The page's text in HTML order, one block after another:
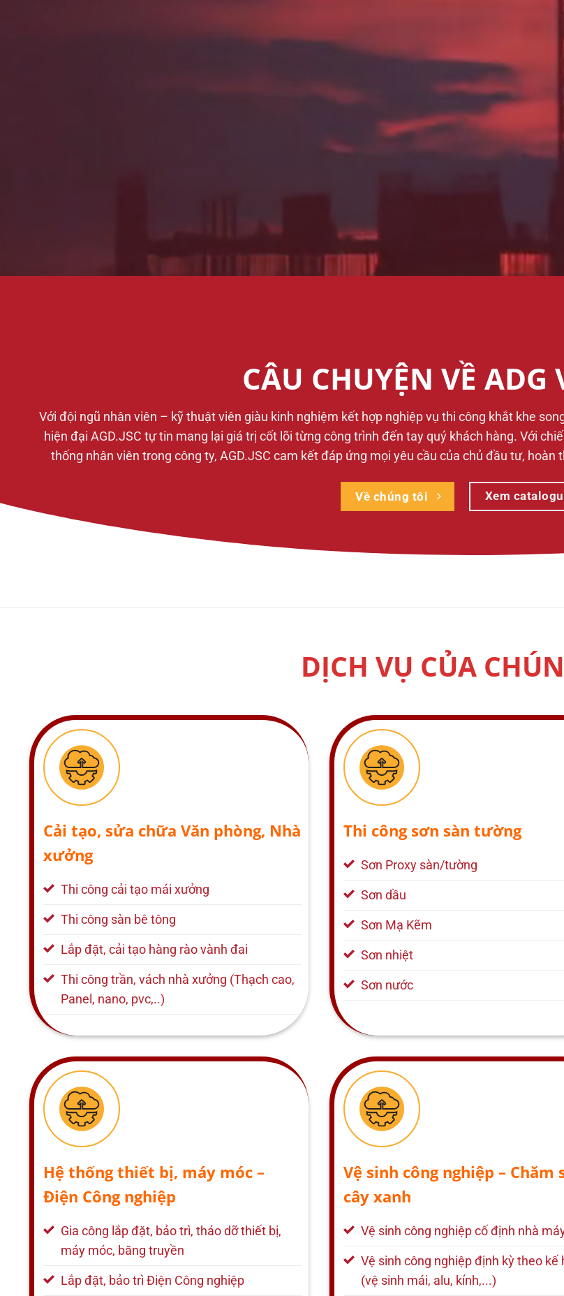
CÂU CHUYỆN VỀ ADG
Với đội ngũ nhân viên – kỹ thuật viên giàu kinh nghiệm kết hợp nghiệp vụ thi công khắt khe
hiện đại AGD.JSC tự tin mang lại giá trị cốt lõi từng công trình đến tay quý khách hàng. Với
thống nhân viên trong công ty, AGD.JSC cam kết đáp ứng mọi yêu cầu của chủ đầu tư,
Về chúng tôi Xem
DỊCH VỤ CỦA
Cải tạo, sửa chữa Văn phòng, Nhà
xưởng
Thi công cải tạo mái xưởng
Thi công sàn bê tông
Lắp đặt, cải tạo hàng rào vành đai
Thi công trần, vách nhà xưởng (Thạch cao,
Panel, nano, pvc,..)
Thi công sơn sàn tường
Sơn Proxy sàn/tường
Sơn dầu
Sơn Mạ Kẽm
Sơn nhiệt
Sơn nước
Hệ thống thiết bị, máy móc –
Điện Công nghiệp
Gia công lắp đặt, bảo trì, tháo dỡ thiết bị,
máy móc, băng truyền
Lắp đặt, bảo trì Điện Công nghiệp
Vệ sinh công nghiệp – Chăm
cây xanh
Vệ sinh công nghiệp cố định nhà
Vệ sinh công nghiệp định kỳ theo kế
(vệ sinh mái, alu, kính,...)